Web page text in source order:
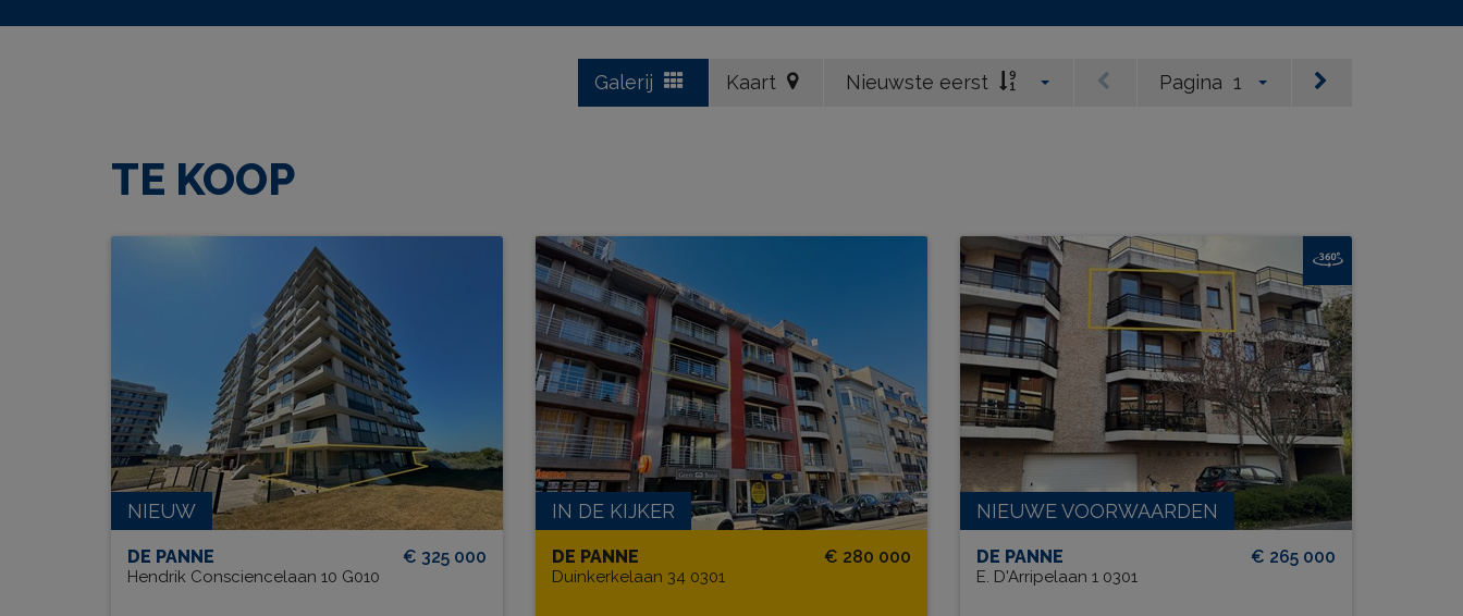
Galerij Kaart Nieuwste eerst Pagina 1
TE KOOP
NIEUW
€ 325 000
DE PANNE
Hendrik Consciencelaan 10 G010
Montreal G010 + P39 + G34
BEW. OPP.
106 m²
3
TUIN?
GARAGE?
Ja
TERRAS?
Ja
1
IN DE KIJKER
€ 280 000
DE PANNE
Duinkerkelaan 34 0301
Residentie Vendôme 0301+K3
BEW. OPP.
74 m²
# SLPK.
2
TERRAS?
Ja
NIEUWE VOORWAARDEN
€ 265 000
DE PANNE
E. D'Arripelaan 1 0301
Ernest D'Arripe 0301 +P9
BEW. OPP.
86 m²
# SLPK.
2
GARAGE?
Ja
TERRAS?
Ja